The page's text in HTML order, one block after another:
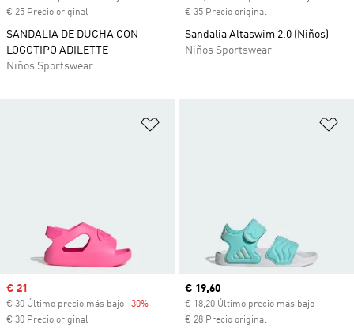
€ 25 Precio original
SANDALIA DE DUCHA CON
LOGOTIPO ADILETTE
Niños Sportswear
€ 35 Precio original
Sandalia Altaswim 2.0 (Niños)
Niños Sportswear
Precio de venta
€ 21
€ 30 Último precio más bajo -30% Descuento
€ 30 Precio original
Precio actual
€ 19,60
€ 18,20 Último precio más bajo
€ 28 Precio original